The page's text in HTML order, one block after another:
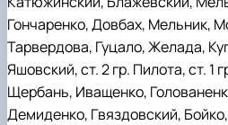
Гончаренко, Довбах, Мельник,
Тарвердова, Гуцало, Желада,
Яшовский, ст. 2 гр. Пилота, ст. 1
Щербань, Иващенко,
Демиденко, Гвяздовский,